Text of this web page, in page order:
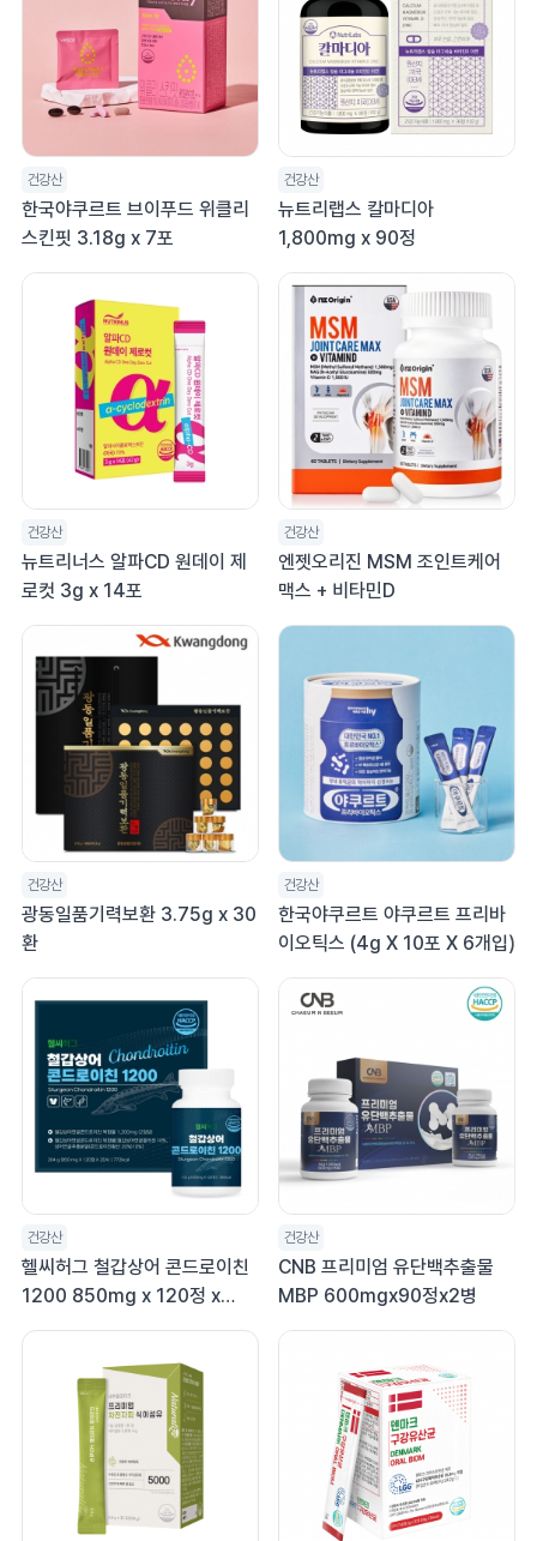
건강산
한국야쿠르트 브이푸드 위클리
스킨핏 3.18g x 7포
건강산
뉴트리랩스 칼마디아
1,800mg x 90정
건강산
뉴트리너스 알파CD 원데이 제
로컷 3g x 14포
건강산
엔젯오리진 MSM 조인트케어
맥스 + 비타민D
건강산
광동일품기력보환 3.75g x 30
환
건강산
한국야쿠르트 야쿠르트 프리바
이오틱스 (4g X 10포 X 6개입)
건강산
헬씨허그 철갑상어 콘드로이친
1200 850mg x 120정 x
2EA
건강산
CNB 프리미엄 유단백추출물
MBP 600mgx90정x2병